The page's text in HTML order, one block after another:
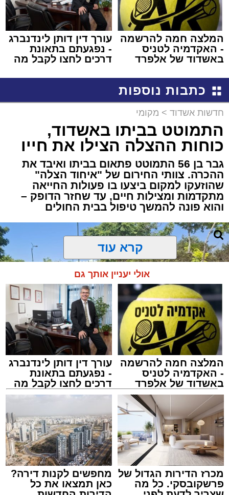
המלצה חמה להרשמה
- האקדמיה לטניס
באשדוד של אלפרד
עורך דין דותן לינדנברג
- נפגעתם בתאונת
דרכים לחצו לקבל מה
כתבות נוספות
חדשות אשדוד > מקומי
התמוטט בביתו באשדוד,
כוחות ההצלה הצילו את חייו
גבר בן 56 התמוטט פתאום בביתו ואיבד את
ההכרה. צוותי החירום של "איחוד הצלה"
שהוזעקו למקום ביצעו בו פעולות החייאה
מתקדמות ומצילות חיים, עד שחזר הדופק –
והוא פונה להמשך טיפול בבית החולים
צילום: דוברות איחוד הצלה
מערכת האתר / 15:39 07.08.26
קרא עוד
אולי יעניין אותך גם
המלצה חמה להרשמה
- האקדמיה לטניס
באשדוד של אלפרד
קריאולנסקי - לילדים
עורך דין דותן לינדנברג
- נפגעתם בתאונת
דרכים לחצו לקבל מה
שמגיע לכם
מכרז הדירות הגדול של
פרשקובסקי. כל מה
מחפשים לקנות דירה?
כאן תמצאו את כל